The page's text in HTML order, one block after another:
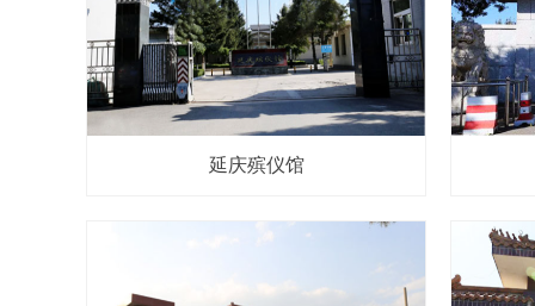
延庆殡仪馆